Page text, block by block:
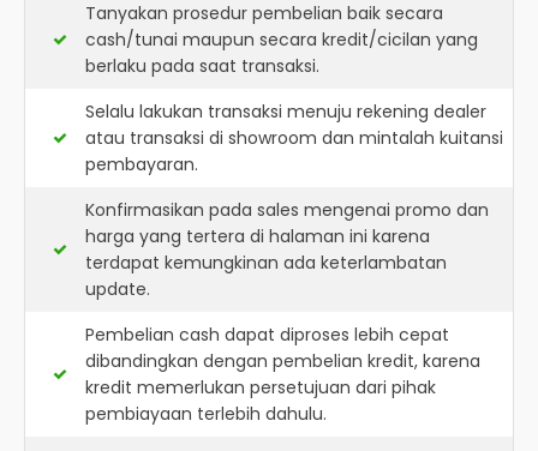
Tanyakan prosedur pembelian baik secara
cash/tunai maupun secara kredit/cicilan yang
berlaku pada saat transaksi.
Selalu lakukan transaksi menuju rekening dealer
atau transaksi di showroom dan mintalah kuitansi
pembayaran.
Konfirmasikan pada sales mengenai promo dan
harga yang tertera di halaman ini karena
terdapat kemungkinan ada keterlambatan
update.
Pembelian cash dapat diproses lebih cepat
dibandingkan dengan pembelian kredit, karena
kredit memerlukan persetujuan dari pihak
pembiayaan terlebih dahulu.